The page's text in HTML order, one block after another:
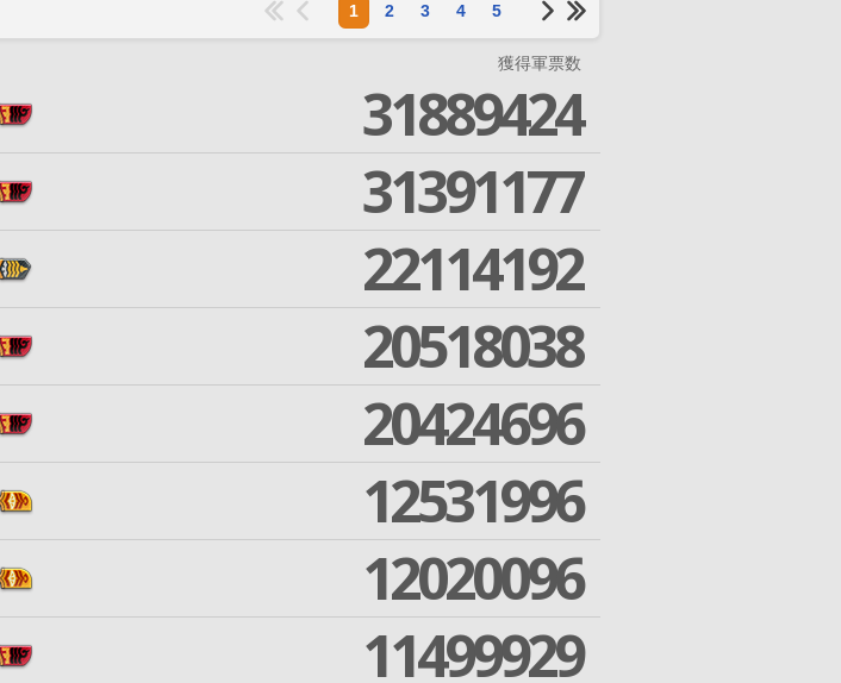
1 2 3 4 5
獲得軍票数
31889424
31391177
22114192
20518038
20424696
12531996
12020096
11499929